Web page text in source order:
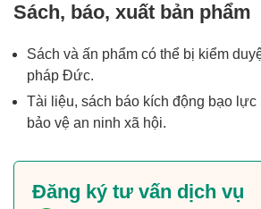
Sách, báo, xuất bản phẩm
Sách và ấn phẩm có thể bị kiểm
pháp Đức.
Tài liệu, sách báo kích động bạo
bảo vệ an ninh xã hội.
Đăng ký tư vấn dịch vụ